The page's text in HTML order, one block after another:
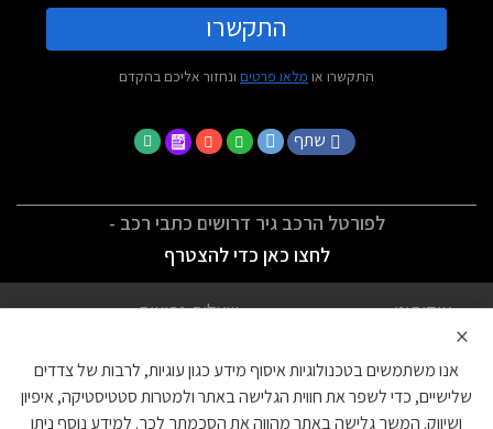
התקשרו
התקשרו או מלאו פרטים ונחזור אליכם בהקדם
שתף
לפורטל הרכב גיר דרושים כתבי רכב -
לחצו כאן כדי להצטרף
אודותינו
שאלות נפוצות
הצהרת נגישות
צור קשר
×
אנו משתמשים בטכנולוגיות איסוף מידע כגון עוגיות, לרבות של צדדים
שלישיים, כדי לשפר את חווית הגלישה באתר ולמטרות סטטיסטיקה, איפיון
ושיווק. המשך גלישה באתר מהווה את הסכמתך לכך. למידע נוסף ניתן